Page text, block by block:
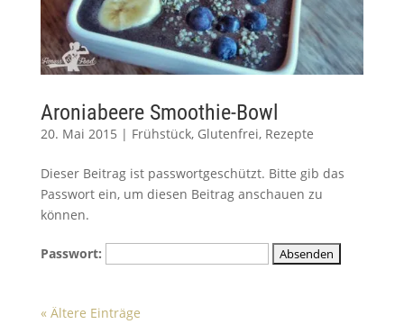
Aroniabeere Smoothie-Bowl
20. Mai 2015 | Frühstück, Glutenfrei, Rezepte
Dieser Beitrag ist passwortgeschützt. Bitte gib das
Passwort ein, um diesen Beitrag anschauen zu
können.
Passwort:
« Ältere Einträge